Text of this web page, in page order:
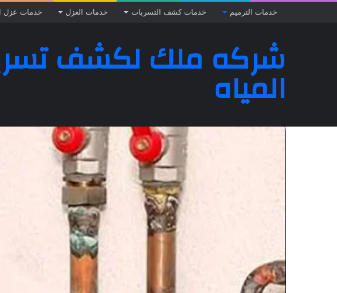
خدمات الترميم خدمات كشف التسربات خدمات العزل خدمات عزل
شركه ملك لكشف
المياه